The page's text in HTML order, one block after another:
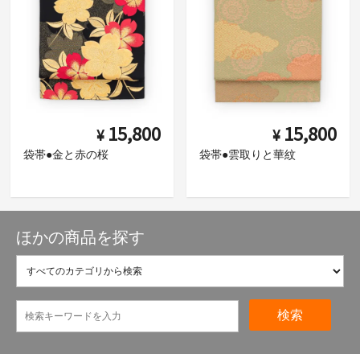
¥ 15,800
袋帯●金と赤の桜
¥ 15,800
袋帯●雲取りと華紋
ほかの商品を探す
検索